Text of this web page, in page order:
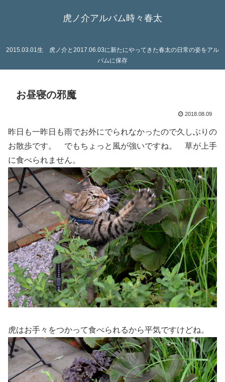
虎ノ介アルバム時々春太
2015.03.01生 虎ノ介と2017.06.03に新たにやってきた春太の日常の姿をアル
バムに保存
お昼寝の邪魔
2018.08.09
昨日も一昨日も雨でお外にでられなかったので久しぶりの
お散歩です。 でもちょっと風が強いですね。 草が上手
に食べられません。
虎はお手々をつかって食べられるから平気ですけどね。